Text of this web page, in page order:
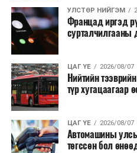
УЛСТӨР НИЙГЭМ
Францад иргэд
сурталчилгааны
ЦАГ ҮЕ 2026/08/07
Нийтийн
түр хугацаагаар
ЦАГ ҮЕ 2026/08/07
Автомашины
төгссөн бол